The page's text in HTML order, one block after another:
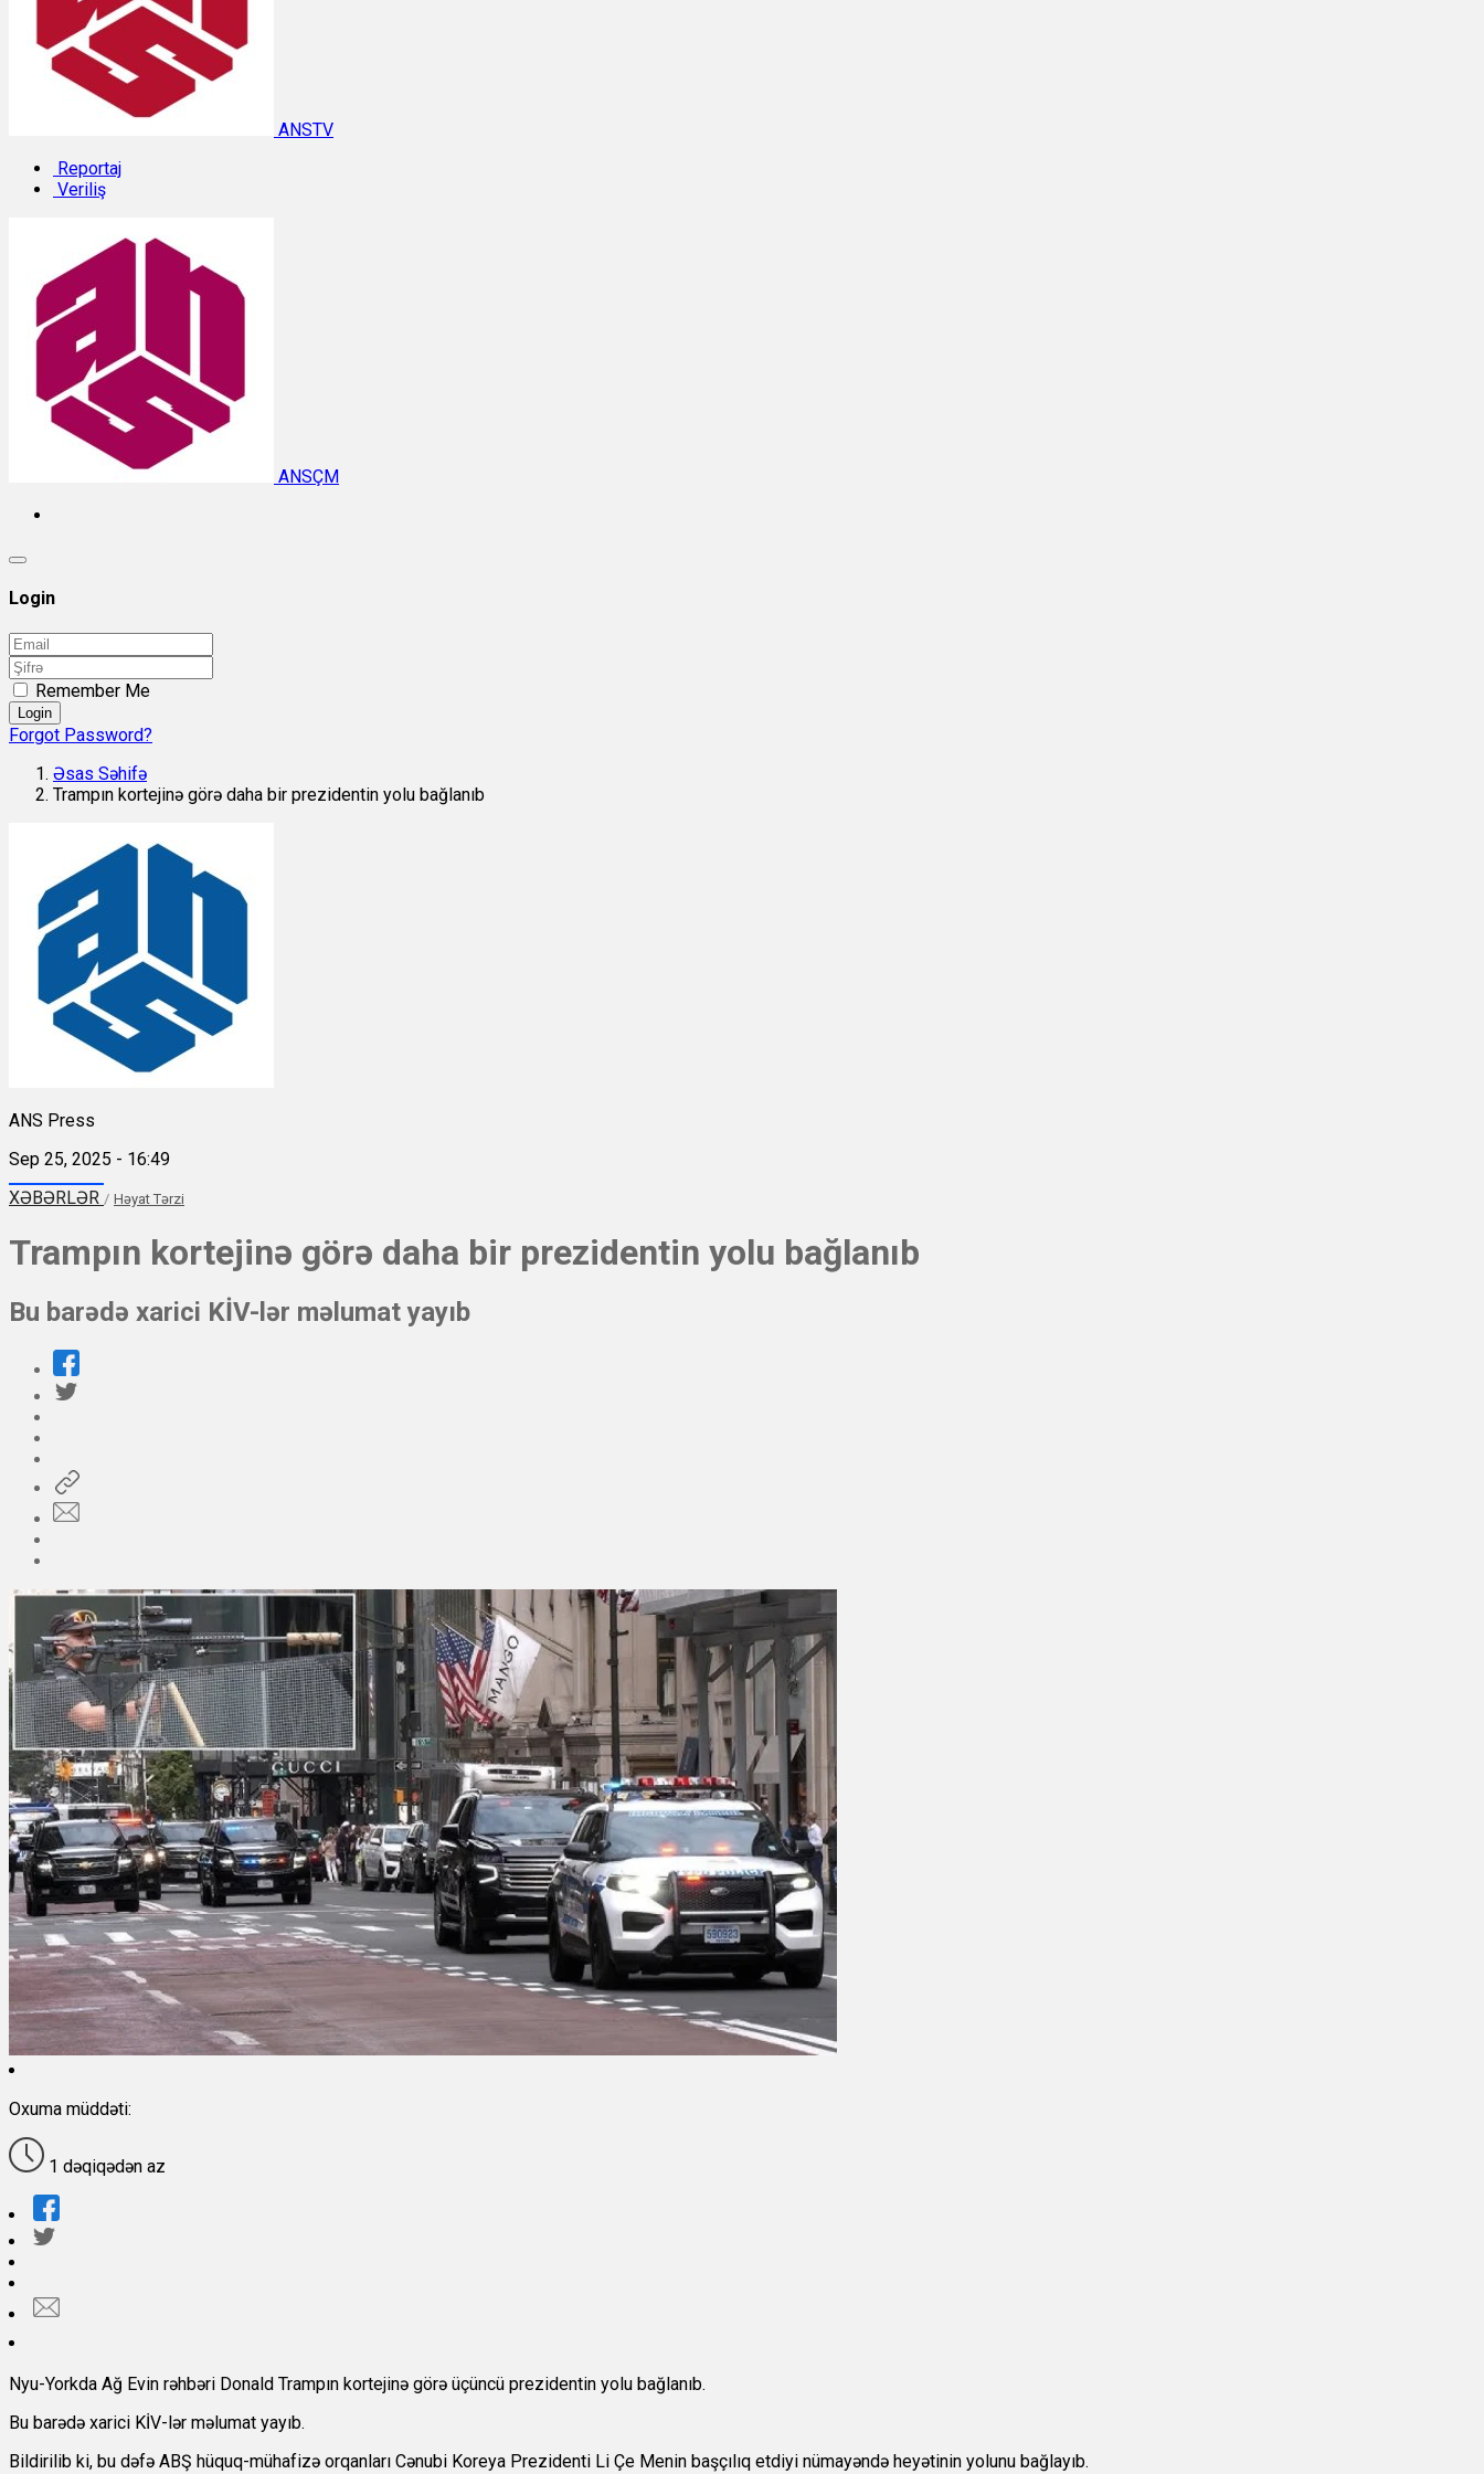
ANSTV
Reportaj
Veriliş
ANSÇM
Login
Remember Me
Login
Forgot Password?
Əsas Səhifə
Trampın kortejinə görə daha bir prezidentin yolu bağlanıb
ANS Press
Sep 25, 2025 - 16:49
XƏBƏRLƏR / Həyat Tərzi
Trampın kortejinə görə daha bir prezidentin yolu bağlanıb
Bu barədə xarici KİV-lər məlumat yayıb
Oxuma müddəti:
1 dəqiqədən az
Nyu-Yorkda Ağ Evin rəhbəri Donald Trampın kortejinə görə üçüncü prezidentin yolu bağlanıb.
Bu barədə xarici KİV-lər məlumat yayıb.
Bildirilib ki, bu dəfə ABŞ hüquq-mühafizə orqanları Cənubi Koreya Prezidenti Li Çe Menin başçılıq etdiyi nümayəndə heyətinin yolunu bağlayıb.